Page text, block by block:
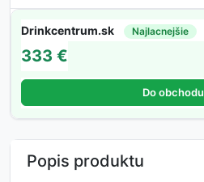
Drinkcentrum.sk Najlacnejšie
333 €
Do obchodu
Popis produktu